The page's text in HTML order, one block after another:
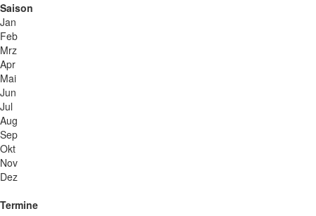
Saison
Jan
Feb
Mrz
Apr
Mai
Jun
Jul
Aug
Sep
Okt
Nov
Dez
Termine